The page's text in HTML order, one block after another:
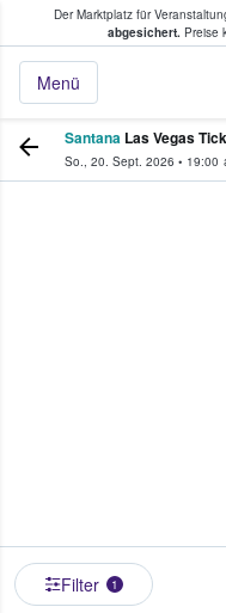
Der Marktplatz für
abgesichert.Preise
Menü
Tickets
Santana Las Vegas
So., 20. Sept. 2026 • 19:00
Filter 1